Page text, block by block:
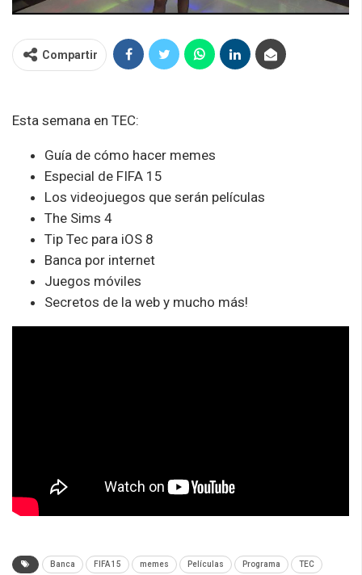
Compartir
Esta semana en TEC:
Guía de cómo hacer memes
Especial de FIFA 15
Los videojuegos que serán películas
The Sims 4
Tip Tec para iOS 8
Banca por internet
Juegos móviles
Secretos de la web y mucho más!
Banca FIFA 15 memes Películas Programa TEC